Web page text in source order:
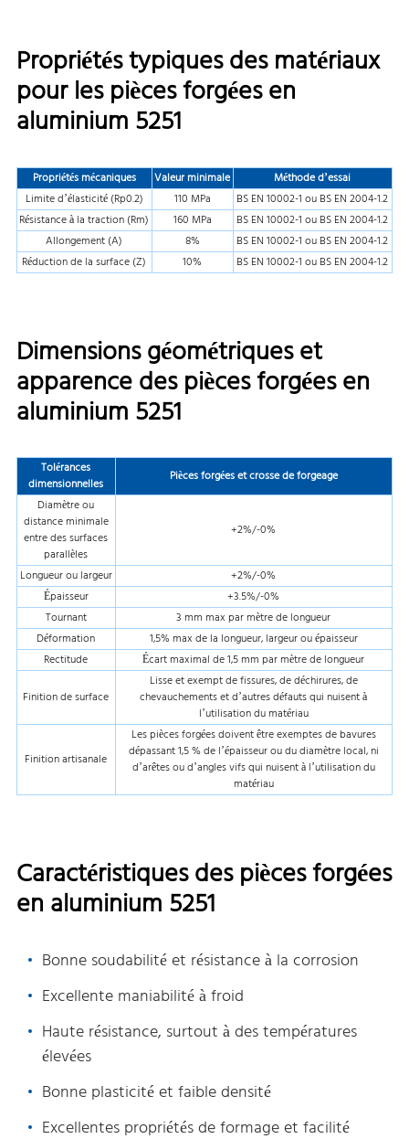
Propriétés typiques des matériaux
pour les pièces forgées en
aluminium 5251
Propriétés mécaniques Valeur minimale
Méthode d’essai
Limite d’élasticité (Rp0.2)
110 MPa
BS EN 10002-1 ou BS EN 2004-1.2
Résistance à la traction (Rm)
160 MPa
BS EN 10002-1 ou BS EN 2004-1.2
Allongement (A)
8%
BS EN 10002-1 ou BS EN 2004-1.2
Réduction de la surface (Z)
10% BS EN 10002-1 ou BS EN 2004-1.2
Dimensions géométriques et
apparence des pièces forgées en
aluminium 5251
Tolérances
dimensionnelles
Pièces forgées et crosse de forgeage
Diamètre ou
distance minimale
entre des surfaces
parallèles
+2%/-0%
Longueur ou largeur
+2%/-0%
Épaisseur
+3.5%/-0%
Tournant
3 mm max par mètre de longueur
Déformation
1,5% max de la longueur, largeur ou épaisseur
Rectitude
Écart maximal de 1,5 mm par mètre de longueur
Finition de surface
Lisse et exempt de fissures, de déchirures, de
chevauchements et d’autres défauts qui nuisent à
l’utilisation du matériau
Finition artisanale
Les pièces forgées doivent être exemptes de bavures
dépassant 1,5 % de l’épaisseur ou du diamètre local, ni
d’arêtes ou d’angles vifs qui nuisent à l’utilisation du
matériau
Caractéristiques des pièces forgées
en aluminium 5251
Bonne soudabilité et résistance à la corrosion
Excellente maniabilité à froid
Haute résistance, surtout à des températures
élevées
Bonne plasticité et faible densité
Excellentes propriétés de formage et facilité